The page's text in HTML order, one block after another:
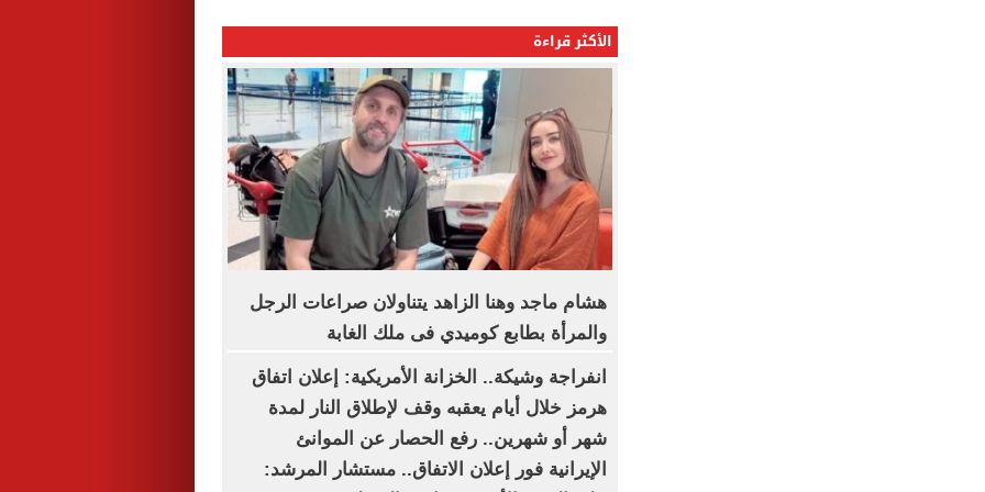
الأكثر قراءة
هشام ماجد وهنا الزاهد يتناولان صراعات الرجل
والمرأة بطابع كوميدي فى ملك الغابة
انفراجة وشيكة.. الخزانة الأمريكية: إعلان اتفاق
هرمز خلال أيام يعقبه وقف لإطلاق النار لمدة
شهر أو شهرين.. رفع الحصار عن الموانئ
الإيرانية فور إعلان الاتفاق.. مستشار المرشد: